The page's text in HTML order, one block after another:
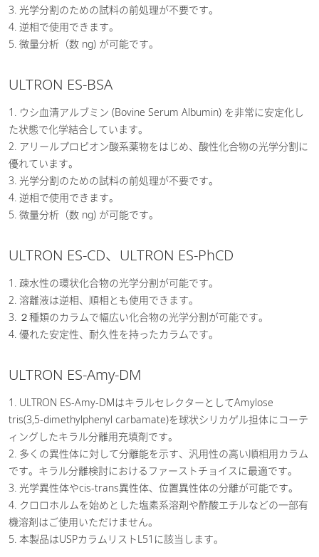
3. 光学分割のための試料の前処理が不要です。
4. 逆相で使用できます。
5. 微量分析（数 ng) が可能です。
ULTRON ES-BSA
1. ウシ血清アルブミン (Bovine Serum Albumin) を非常に安定化し
た状態で化学結合しています。
2. アリールプロピオン酸系薬物をはじめ、酸性化合物の光学分割に
優れています。
3. 光学分割のための試料の前処理が不要です。
4. 逆相で使用できます。
5. 微量分析（数 ng) が可能です。
ULTRON ES-CD、ULTRON ES-PhCD
1. 疎水性の環状化合物の光学分割が可能です。
2. 溶離液は逆相、順相とも使用できます。
3. ２種類のカラムで幅広い化合物の光学分割が可能です。
4. 優れた安定性、耐久性を持ったカラムです。
ULTRON ES-Amy-DM
1. ULTRON ES-Amy-DMはキラルセレクターとしてAmylose
tris(3,5-dimethylphenyl carbamate)を球状シリカゲル担体にコーテ
ィングしたキラル分離用充填剤です。
2. 多くの異性体に対して分離能を示す、汎用性の高い順相用カラム
です。キラル分離検討におけるファーストチョイスに最適です。
3. 光学異性体やcis-trans異性体、位置異性体の分離が可能です。
4. クロロホルムを始めとした塩素系溶剤や酢酸エチルなどの一部有
機溶剤はご使用いただけません。
5. 本製品はUSPカラムリストL51に該当します。